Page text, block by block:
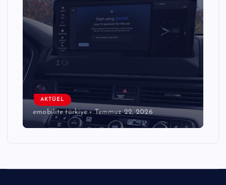
AKTÜEL
emobilite türkiye Temmuz 22, 2026